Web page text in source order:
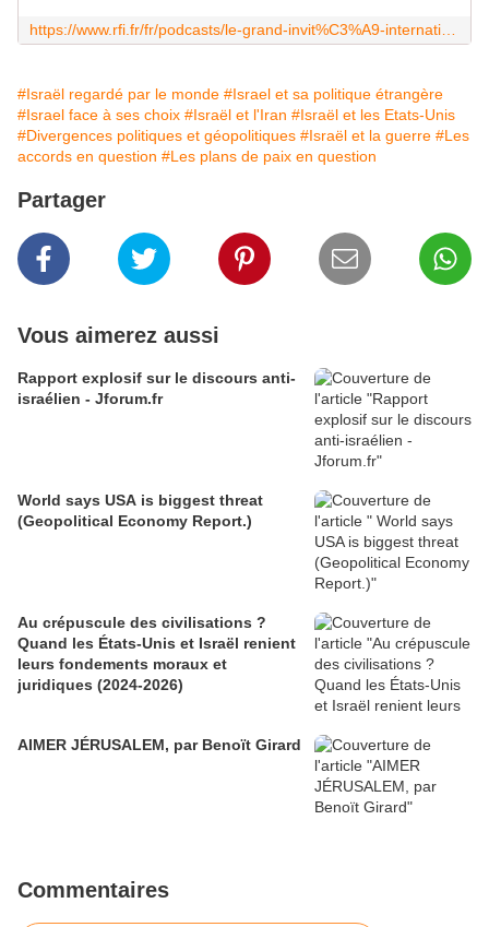
#Israël regardé par le monde #Israel et sa politique étrangère
#Israel face à ses choix #Israël et l'Iran #Israël et les Etats-Unis
#Divergences politiques et géopolitiques #Israël et la guerre #Les
accords en question #Les plans de paix en question
Partager
Vous aimerez aussi
Rapport explosif sur le discours anti-
israélien - Jforum.fr
World says USA is biggest threat
(Geopolitical Economy Report.)
Au crépuscule des civilisations ?
Quand les États-Unis et Israël renient
leurs fondements moraux et
juridiques (2024-2026)
AIMER JÉRUSALEM, par Benoït Girard
Commentaires